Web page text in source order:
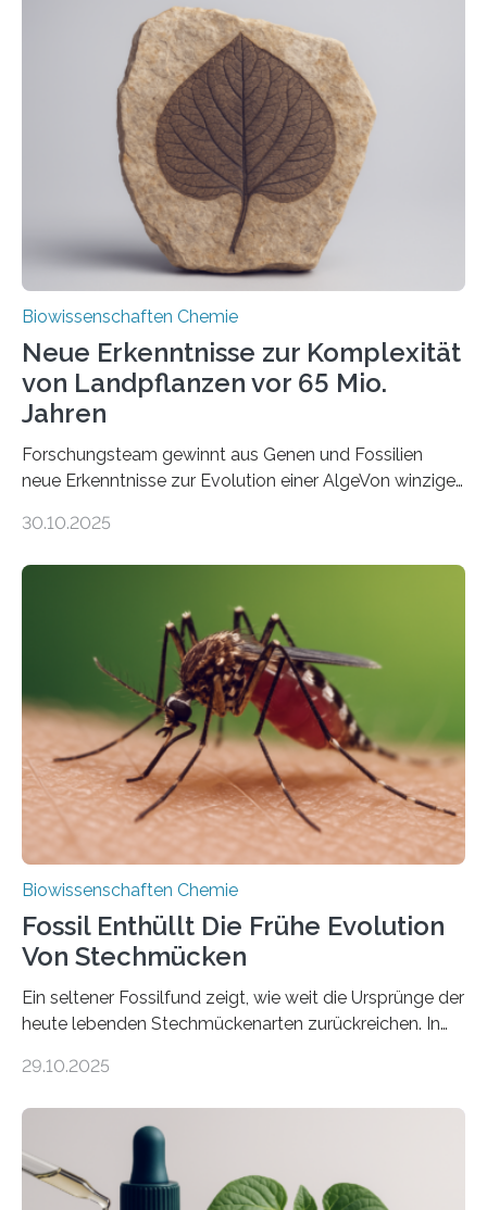
der Ruhr-Universität Bochum um Prof. Dr. Ralf Erdmann
und Dr. Ismaila Francis Yusuf hat nun einen bislang
unbekannten Qualitätskontrollmechanismus des
peroxisomalen Proteintransports in der Bäckerhefe
Saccharomyces cerevisiae entdeckt, der für die
Funktionsfähigkeit der Organellen entscheidend ist. Die
Studie wurde am 28. Oktober 2025 in der
Fachzeitschrift…
Biowissenschaften Chemie
Neue Erkenntnisse zur Komplexität
von Landpflanzen vor 65 Mio.
Jahren
Forschungsteam gewinnt aus Genen und Fossilien
neue Erkenntnisse zur Evolution einer AlgeVon winzigen
Landpflanzen zählen zu den komplexesten
Grünalgen, die vor Hunderten von Millionen Jahren
lebten. Unter den Vorfahren sticht eine Gruppe heraus,
die noch heute in der Natur vorkommt: die
Süßwasseralge Coleochaetophyceae. Einige Arten
dieser Gruppe bilden aus Zellfäden dichte Geflechte
mit scheibenförmiger Gestalt. Was auffällig ist: Die
nächsten…
30.10.2025
Biowissenschaften Chemie
Fossil Enthüllt Die Frühe Evolution
Von Stechmücken
Ein seltener Fossilfund zeigt, wie weit die Ursprünge der
heute lebenden Stechmückenarten zurückreichen. In
Forschende die bisher älteste bekannte Stechmücken-
Region Kachin in Myanmar und hat sich in
ausgezeichnetem Zustand erhalten. Es konnte als neue
Art einer neuen Gattung beschrieben werden und trägt
29.10.2025